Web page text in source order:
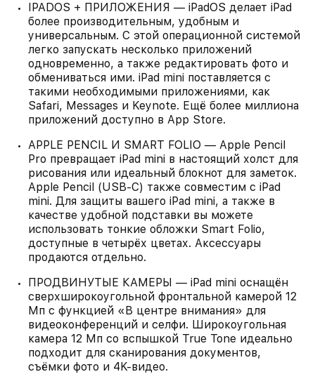
IPADOS + ПРИЛОЖЕНИЯ — iPadOS делает iPad
более производительным, удобным и
универсальным. С этой операционной системой
легко запускать несколько приложений
одновременно, а также редактировать фото и
обмениваться ими. iPad mini поставляется с
такими необходимыми приложениями, как
Safari, Messages и Keynote. Ещё более миллиона
приложений доступно в App Store.
APPLE PENCIL И SMART FOLIO — Apple Pencil
Pro превращает iPad mini в настоящий холст для
рисования или идеальный блокнот для заметок.
Apple Pencil (USB-C) также совместим с iPad
mini. Для защиты вашего iPad mini, а также в
качестве удобной подставки вы можете
использовать тонкие обложки Smart Folio,
доступные в четырёх цветах. Аксессуары
продаются отдельно.
ПРОДВИНУТЫЕ КАМЕРЫ — iPad mini оснащён
сверхширокоугольной фронтальной камерой 12
Мп с функцией «В центре внимания» для
видеоконференций и селфи. Широкоугольная
камера 12 Мп со вспышкой True Tone идеально
подходит для сканирования документов,
съёмки фото и 4K‑видео.